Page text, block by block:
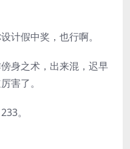
计假中奖，也行啊。
身之术，出来混，迟早
害了。
。